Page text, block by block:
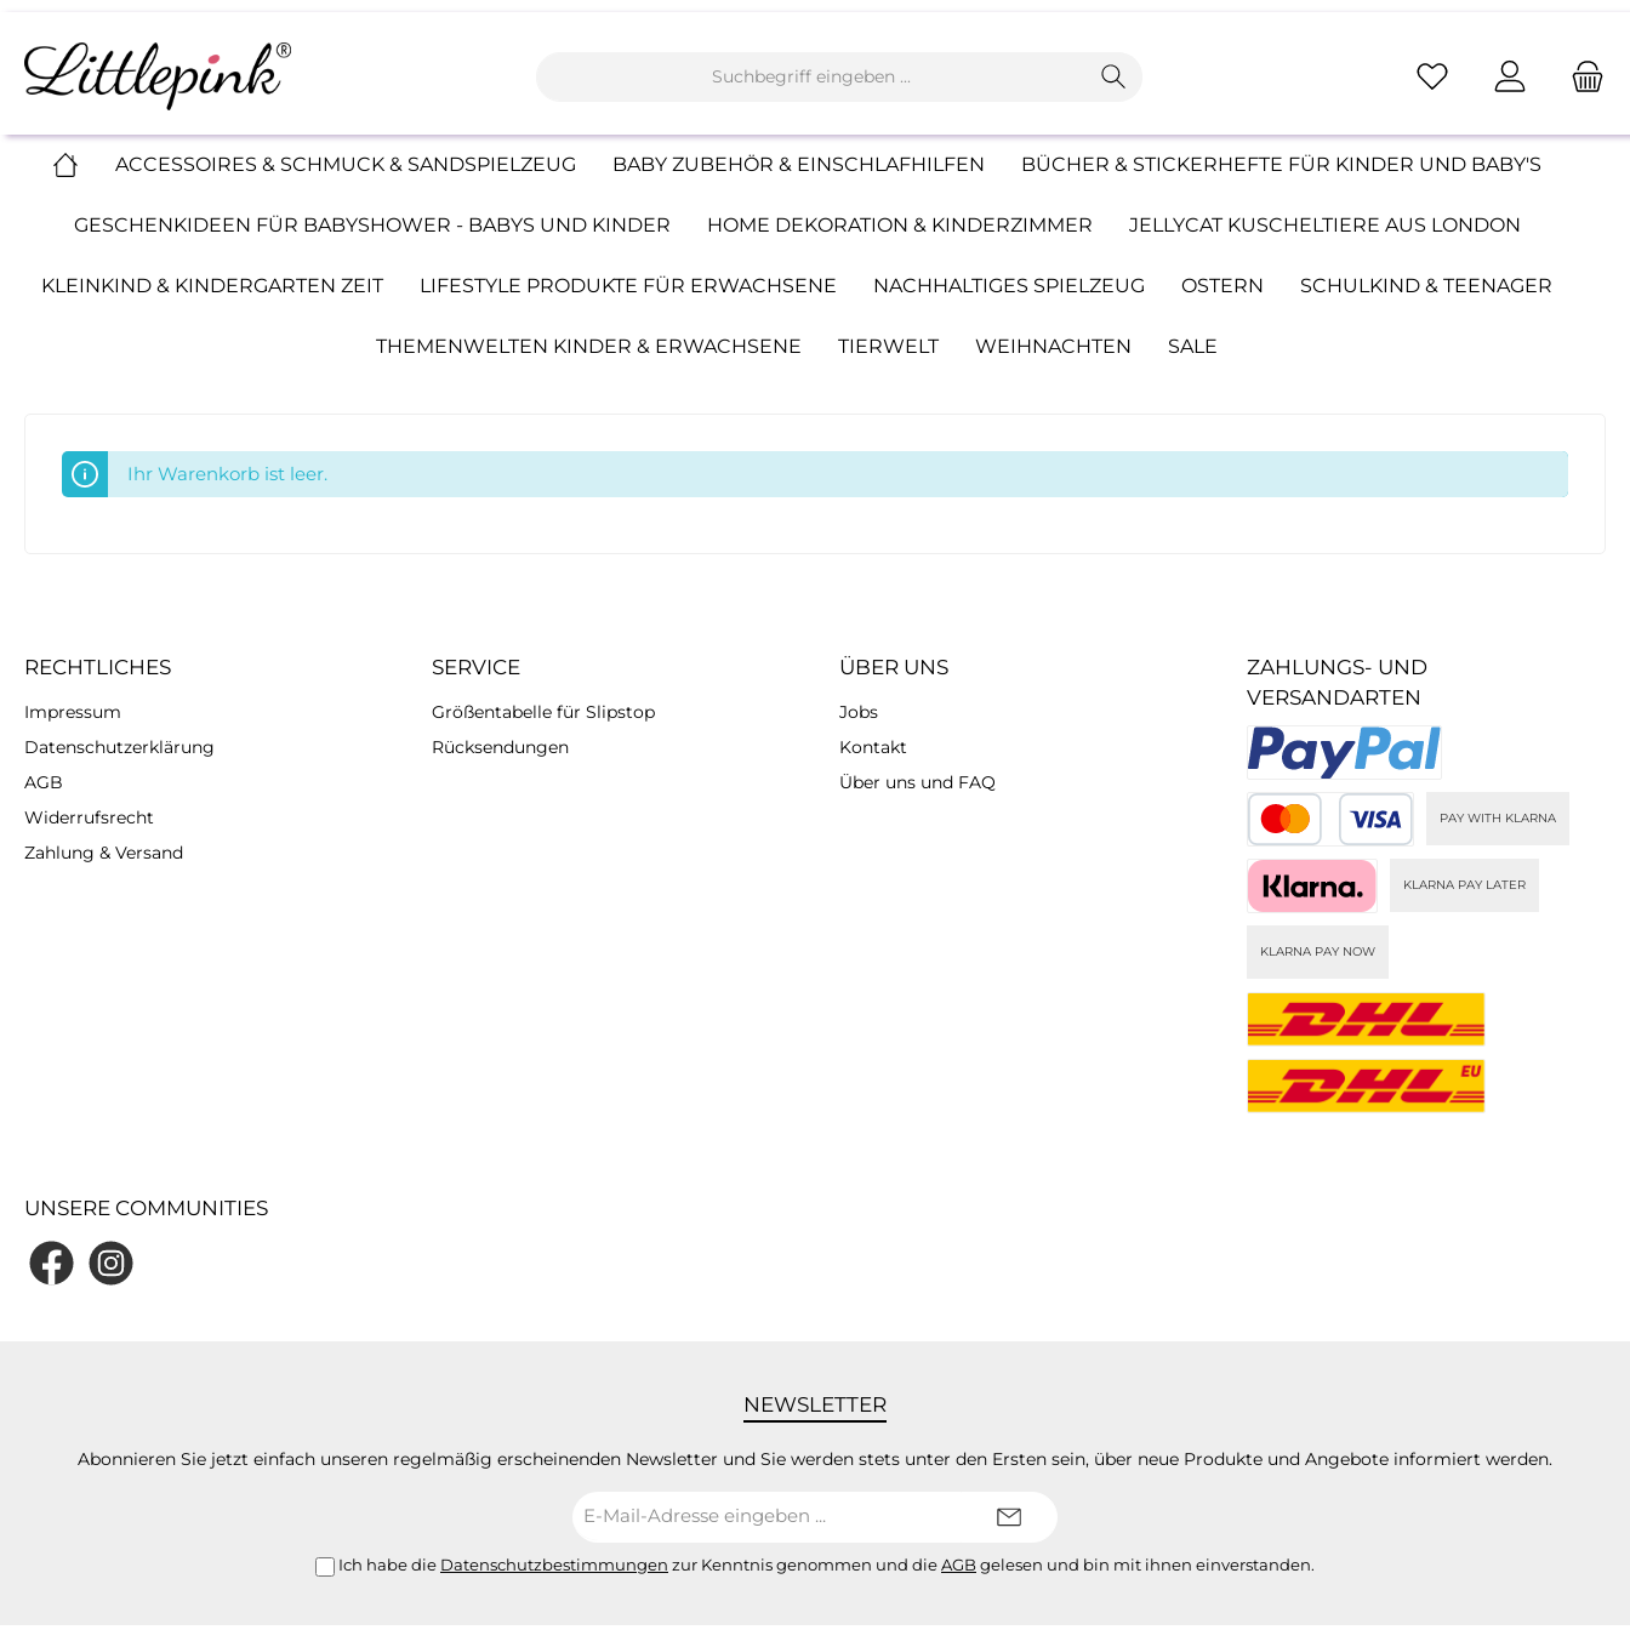
ACCESSOIRES & SCHMUCK & SANDSPIELZEUG BABY ZUBEHÖR & EINSCHLAFHILFEN BÜCHER & STICKERHEFTE FÜR KINDER UND BABY'S
GESCHENKIDEEN FÜR BABYSHOWER - BABYS UND KINDER HOME DEKORATION & KINDERZIMMER JELLYCAT KUSCHELTIERE AUS LONDON
KLEINKIND & KINDERGARTEN ZEIT LIFESTYLE PRODUKTE FÜR ERWACHSENE NACHHALTIGES SPIELZEUG OSTERN SCHULKIND & TEENAGER
THEMENWELTEN KINDER & ERWACHSENE TIERWELT WEIHNACHTEN SALE
Ihr Warenkorb ist leer.
RECHTLICHES
Impressum
Datenschutzerklärung
AGB
Widerrufsrecht
Zahlung & Versand
SERVICE
Größentabelle für Slipstop
Rücksendungen
ÜBER UNS
Jobs
Kontakt
Über uns und FAQ
ZAHLUNGS- UND
VERSANDARTEN
PAY WITH KLARNA
KLARNA PAY LATER
KLARNA PAY NOW
UNSERE COMMUNITIES
NEWSLETTER
Abonnieren Sie jetzt einfach unseren regelmäßig erscheinenden Newsletter und Sie werden stets unter den Ersten sein, über neue Produkte und Angebote informiert werden.
Mail-
Ich habe die Datenschutzbestimmungen zur Kenntnis genommen und dieAGBgelesen und bin mit ihnen einverstanden.